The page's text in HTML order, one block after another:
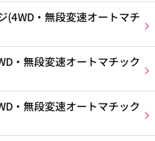
・無段変速オートマチ
・無段変速オートマチック
・無段変速オートマチック